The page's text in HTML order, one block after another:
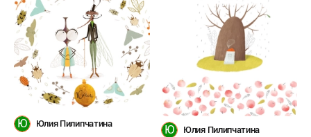
Ю Юлия Пилипчатина Ю Юлия Пилипчатина